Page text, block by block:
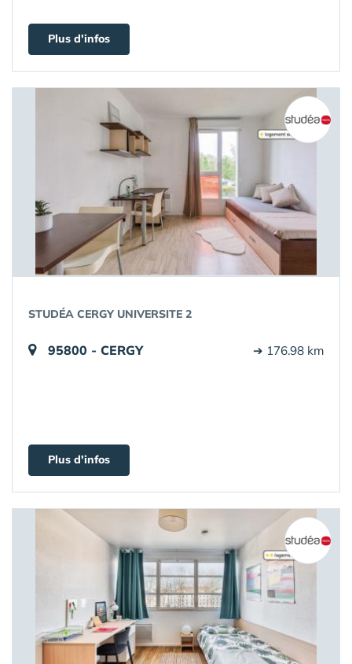
Plus d'infos
STUDÉA CERGY UNIVERSITE 2
95800 - CERGY ➔ 176.98 km
Plus d'infos